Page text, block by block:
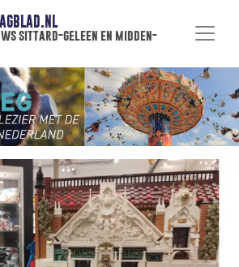
sittard-geleen en midden-